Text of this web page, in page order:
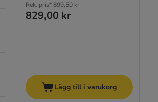
Rek. pris*899,50 kr
829,00 kr
Lägg till i varukorg